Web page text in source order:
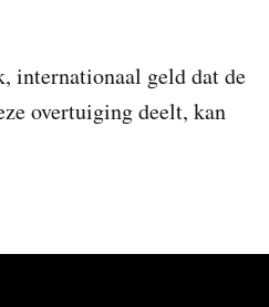
internationaal geld dat de
overtuiging deelt, kan